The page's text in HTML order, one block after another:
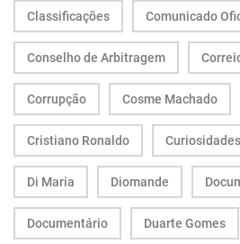
Classificações Comunicado
Conselho de Arbitragem
Corrupção Cosme Machado
Cristiano Ronaldo Curiosidades
Di Maria Diomande
Documentário Duarte Gomes